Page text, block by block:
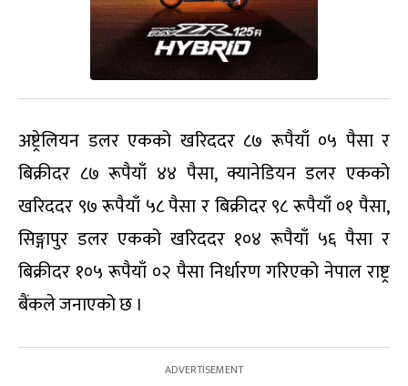
अष्ट्रेलियन डलर एकको खरिददर ८७ रूपैयाँ ०५ पैसा र
बिक्रीदर ८७ रूपैयाँ ४४ पैसा, क्यानेडियन डलर एकको
खरिददर ९७ रूपैयाँ ५८ पैसा र बिक्रीदर ९८ रूपैयाँ ०१ पैसा,
सिङ्गापुर डलर एकको खरिददर १०४ रूपैयाँ ५६ पैसा र
बिक्रीदर १०५ रूपैयाँ ०२ पैसा निर्धारण गरिएको नेपाल राष्ट्र
बैंकले जनाएको छ ।